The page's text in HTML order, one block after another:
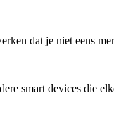
dat je niet eens
smart devices die